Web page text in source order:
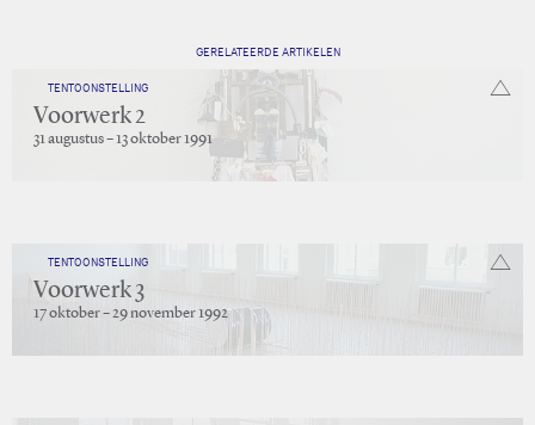
GERELATEERDE ARTIKELEN
TENTOONSTELLING
Voorwerk 2
31 augustus – 13 oktober 1991
TENTOONSTELLING
Voorwerk 3
17 oktober – 29 november 1992